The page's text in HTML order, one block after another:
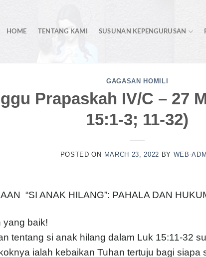
HOME TENTANG KAMI SUSUNAN KEPENGURUSAN
GAGASAN HOMILI
Prapaskah IV/C – 27
15:1-3; 11-32)
POSTED ON MARCH 23, 2022 BY WEB-
“SI ANAK HILANG”: PAHALA DAN
yang baik!
tentang si anak hilang dalam Luk 15:11-32
ialah kebaikan Tuhan tertuju bagi siapa